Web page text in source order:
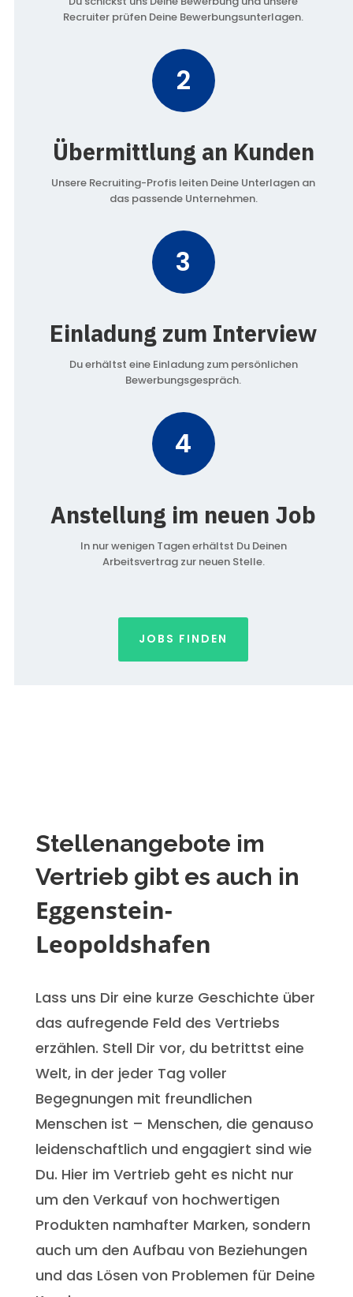
Recruiter prüfen Deine Bewerbungsunterlagen.
2
Übermittlung an Kunden
Unsere Recruiting-Profis leiten Deine Unterlagen an
das passende Unternehmen.
3
Einladung zum Interview
Du erhältst eine Einladung zum persönlichen
Bewerbungsgespräch.
4
Anstellung im neuen Job
In nur wenigen Tagen erhältst Du Deinen
Arbeitsvertrag zur neuen Stelle.
JOBS FINDEN
Stellenangebote im
Vertrieb gibt es auch in
Eggenstein-
Leopoldshafen
Lass uns Dir eine kurze Geschichte über
das aufregende Feld des Vertriebs
erzählen. Stell Dir vor, du betrittst eine
Welt, in der jeder Tag voller
Begegnungen mit freundlichen
Menschen ist – Menschen, die genauso
leidenschaftlich und engagiert sind wie
Du. Hier im Vertrieb geht es nicht nur
um den Verkauf von hochwertigen
Produkten namhafter Marken, sondern
auch um den Aufbau von Beziehungen
und das Lösen von Problemen für Deine